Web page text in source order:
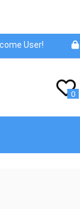
User!
0